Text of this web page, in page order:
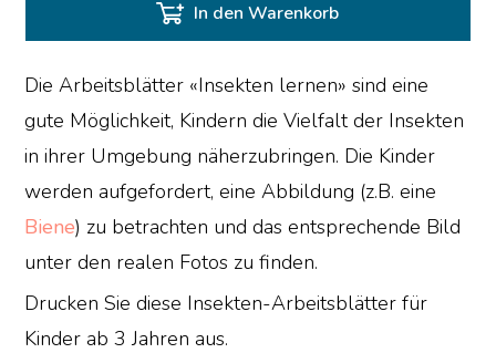
In den Warenkorb
Die Arbeitsblätter «Insekten lernen» sind eine
gute Möglichkeit, Kindern die Vielfalt der Insekten
in ihrer Umgebung näherzubringen. Die Kinder
werden aufgefordert, eine Abbildung (z.B. eine
Biene) zu betrachten und das entsprechende Bild
unter den realen Fotos zu finden.
Drucken Sie diese Insekten-Arbeitsblätter für
Kinder ab 3 Jahren aus.